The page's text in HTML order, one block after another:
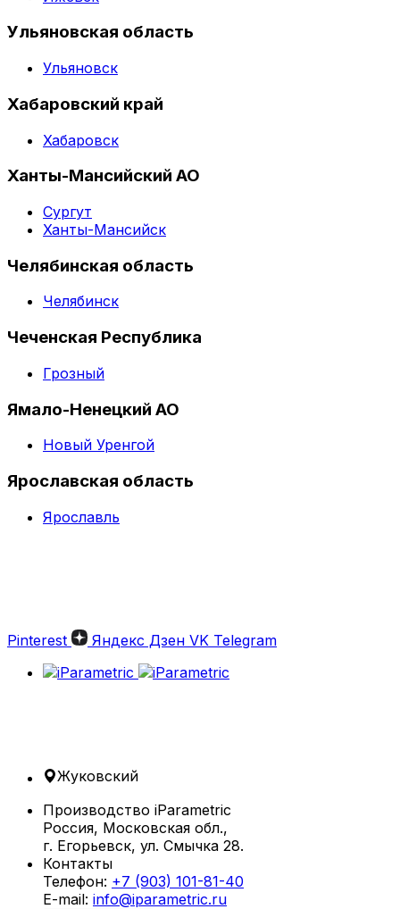
Ульяновская область
Ульяновск
Хабаровский край
Хабаровск
Ханты-Мансийский АО
Сургут
Ханты-Мансийск
Челябинская область
Челябинск
Чеченская Республика
Грозный
Ямало-Ненецкий АО
Новый Уренгой
Ярославская область
Ярославль
Pinterest Яндекс Дзен VK Telegram
Жуковский
Производство iParametric
Россия, Московская обл.,
г. Егорьевск, ул. Смычка 28.
Контакты
Телефон: +7 (903) 101-81-40
E-mail: info@iparametric.ru